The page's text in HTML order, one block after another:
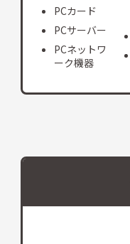
PCカード
PCサーバー
PCネットワ
ーク機器